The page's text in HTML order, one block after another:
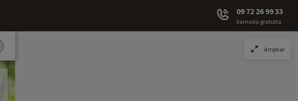
09 72 26 99 33
llamada gratuita
Ampliar